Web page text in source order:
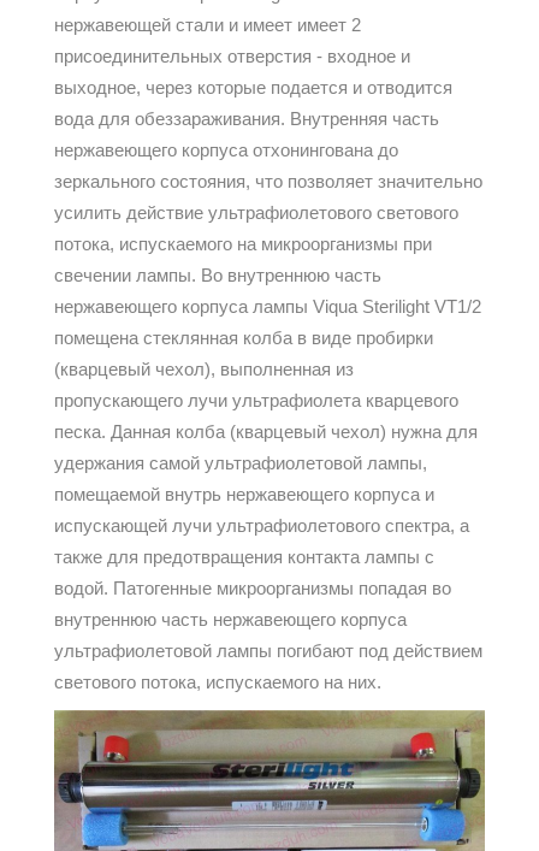
нержавеющей стали и имеет имеет 2
присоединительных отверстия - входное и
выходное, через которые подается и отводится
вода для обеззараживания. Внутренняя часть
нержавеющего корпуса отхонингована до
зеркального состояния, что позволяет значительно
усилить действие ультрафиолетового светового
потока, испускаемого на микроорганизмы при
свечении лампы. Во внутреннюю часть
нержавеющего корпуса лампы Viqua Sterilight VT1/2
помещена стеклянная колба в виде пробирки
(кварцевый чехол), выполненная из
пропускающего лучи ультрафиолета кварцевого
песка. Данная колба (кварцевый чехол) нужна для
удержания самой ультрафиолетовой лампы,
помещаемой внутрь нержавеющего корпуса и
испускающей лучи ультрафиолетового спектра, а
также для предотвращения контакта лампы с
водой. Патогенные микроорганизмы попадая во
внутреннюю часть нержавеющего корпуса
ультрафиолетовой лампы погибают под действием
светового потока, испускаемого на них.